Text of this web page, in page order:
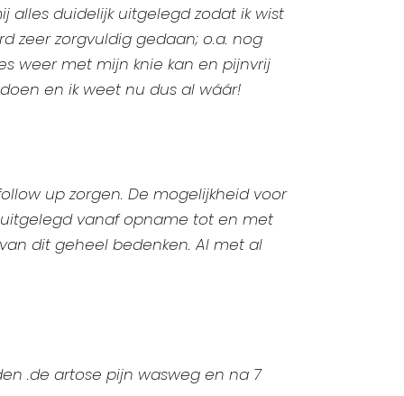
alles duidelijk uitgelegd zodat ik wist
zeer zorgvuldig gedaan; o.a. nog
weer met mijn knie kan en pijnvrij
en ik weet nu dus al wáár!
up zorgen. De mogelijkheid voor
vanaf opname tot en met
dit geheel bedenken. Al met al
.de artose pijn wasweg en na 7